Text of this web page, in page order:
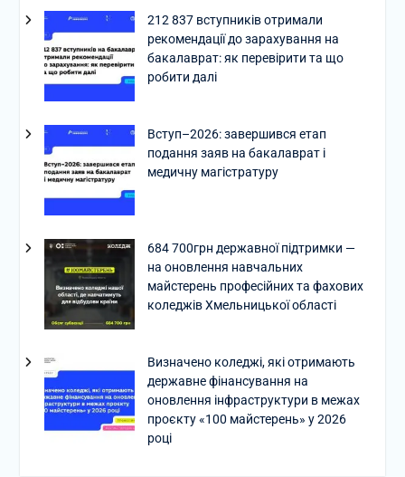
212 837 вступників отримали
рекомендації до зарахування на
бакалаврат: як перевірити та що
робити далі
Вступ–2026: завершився етап
подання заяв на бакалаврат і
медичну магістратуру
684 700грн державної підтримки —
на оновлення навчальних
майстерень професійних та фахових
коледжів Хмельницької області
Визначено коледжі, які отримають
державне фінансування на
оновлення інфраструктури в межах
проєкту «100 майстерень» у 2026
році